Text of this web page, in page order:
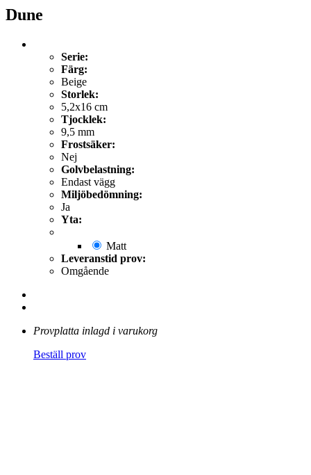
Dune
Serie:
Färg:
Beige
Storlek:
5,2x16 cm
Tjocklek:
9,5 mm
Frostsäker:
Nej
Golvbelastning:
Endast vägg
Miljöbedömning:
Ja
Yta:
Matt
Leveranstid prov:
Omgående
Provplatta inlagd i varukorg
Beställ prov